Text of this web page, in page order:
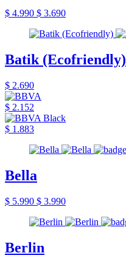
$ 4.990 $ 3.690
Batik (Ecofriendly)
$ 2.690
$ 2.152
$ 1.883
Bella
$ 5.990 $ 3.990
Berlin